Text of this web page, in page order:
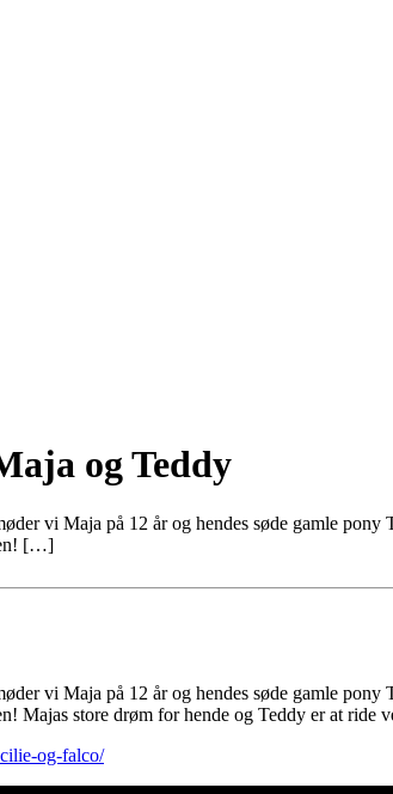
og Teddy
vi Maja på 12 år og hendes søde gamle
[…]
vi Maja på 12 år og hendes søde gamle
Majas store drøm for hende og Teddy er at ride
og-falco/